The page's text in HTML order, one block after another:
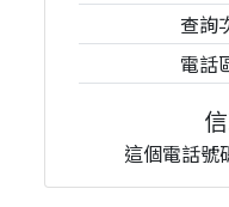
查詢
電話
這個電話號